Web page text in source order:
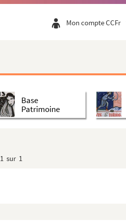
Mon compte CCFr
Base
Patrimoine
1 sur 1